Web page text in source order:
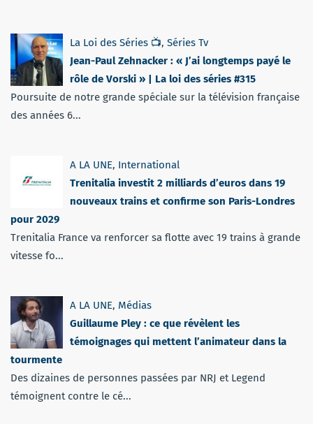
La Loi des Séries 📺, Séries Tv
Jean-Paul Zehnacker : « J’ai longtemps payé le
rôle de Vorski » | La loi des séries #315
Poursuite de notre grande spéciale sur la télévision française
des années 6...
A LA UNE, International
Trenitalia investit 2 milliards d’euros dans 19
nouveaux trains et confirme son Paris-Londres
pour 2029
Trenitalia France va renforcer sa flotte avec 19 trains à grande
vitesse fo...
A LA UNE, Médias
Guillaume Pley : ce que révèlent les
témoignages qui mettent l’animateur dans la
tourmente
Des dizaines de personnes passées par NRJ et Legend
témoignent contre le cé...